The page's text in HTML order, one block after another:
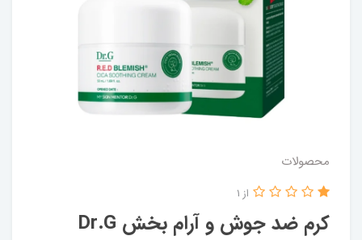
محصولات
کرم ضد جوش و آرام بخش Dr.G
از 1